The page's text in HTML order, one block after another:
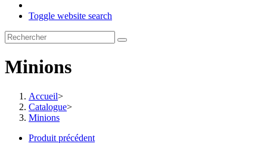
Toggle website search
Minions
Accueil>
Catalogue>
Minions
Produit précédent